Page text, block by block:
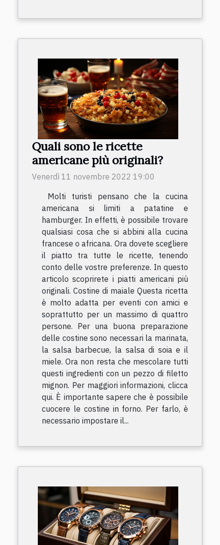
Quali sono le ricette
americane più originali?
Venerdì 11 novembre 2022 19:00
Molti turisti pensano che la cucina
americana si limiti a patatine e
hamburger. In effetti, è possibile trovare
qualsiasi cosa che si abbini alla cucina
francese o africana. Ora dovete scegliere
il piatto tra tutte le ricette, tenendo
conto delle vostre preferenze. In questo
articolo scoprirete i piatti americani più
originali. Costine di maiale Questa ricetta
è molto adatta per eventi con amici e
soprattutto per un massimo di quattro
persone. Per una buona preparazione
delle costine sono necessari la marinata,
la salsa barbecue, la salsa di soia e il
miele. Ora non resta che mescolare tutti
questi ingredienti con un pezzo di filetto
mignon. Per maggiori informazioni, clicca
qui. È importante sapere che è possibile
cuocere le costine in forno. Per farlo, è
necessario impostare il...